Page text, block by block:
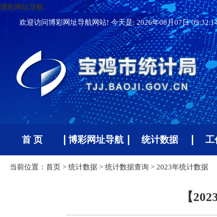
博彩网址导航
欢迎访问博彩网址导航网站! 今天是:2026年08月07日
首 页 博彩网址导航 统计数据 工
当前位置： 首页 > 统计数据 > 统计数据查询 > 2023年统计数据
【